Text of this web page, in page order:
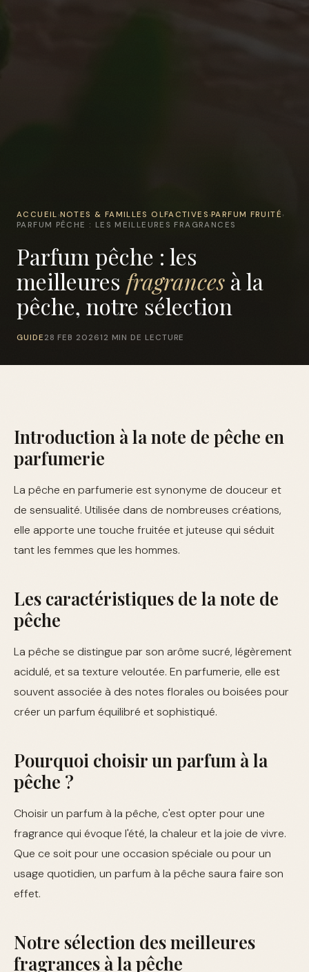
ACCUEIL ›NOTES & FAMILLES OLFACTIVES ›PARFUM FRUITÉ ›
PARFUM PÊCHE : LES MEILLEURES FRAGRANCES
Parfum pêche : les
meilleures fragrances à la
pêche, notre sélection
GUIDE 28 FEB 202612 MIN DE LECTURE
Introduction à la note de pêche en
parfumerie
La pêche en parfumerie est synonyme de douceur et
de sensualité. Utilisée dans de nombreuses créations,
elle apporte une touche fruitée et juteuse qui séduit
tant les femmes que les hommes.
Les caractéristiques de la note de
pêche
La pêche se distingue par son arôme sucré, légèrement
acidulé, et sa texture veloutée. En parfumerie, elle est
souvent associée à des notes florales ou boisées pour
créer un parfum équilibré et sophistiqué.
Pourquoi choisir un parfum à la
pêche ?
Choisir un parfum à la pêche, c'est opter pour une
fragrance qui évoque l'été, la chaleur et la joie de vivre.
Que ce soit pour une occasion spéciale ou pour un
usage quotidien, un parfum à la pêche saura faire son
effet.
Notre sélection des meilleures
fragrances à la pêche